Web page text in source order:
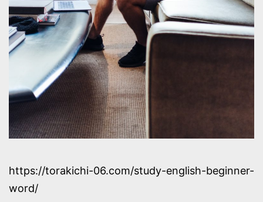
https://torakichi-06.com/study-english-beginner-
word/